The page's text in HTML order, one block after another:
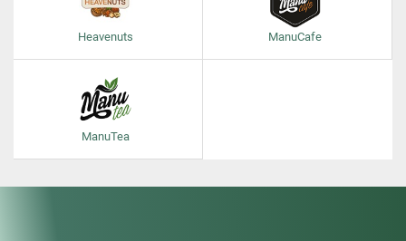
Heavenuts ManuCafe
ManuTea